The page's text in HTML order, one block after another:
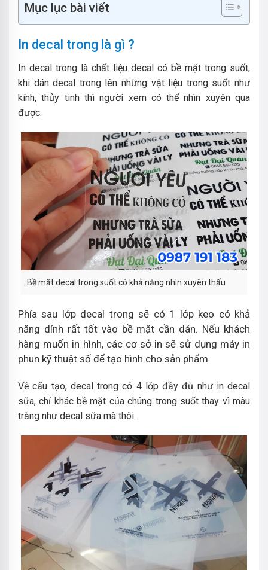
Mục lục bài viết
In decal trong là gì ?
In decal trong là chất liệu decal có bề mặt trong suốt,
khi dán decal trong lên những vật liệu trong suốt như
kính, thủy tinh thì người xem có thể nhìn xuyên qua
được.
Bề mặt decal trong suốt có khả năng nhìn xuyên thấu
Phía sau lớp decal trong sẽ có 1 lớp keo có khả
năng dính rất tốt vào bề mặt cần dán. Nếu khách
hàng muốn in hình, các cơ sở in sẽ sử dụng máy in
phun kỹ thuật số để tạo hình cho sản phẩm.
Về cấu tạo, decal trong có 4 lớp đầy đủ như in decal
sữa, chỉ khác bề mặt của chúng trong suốt thay vì màu
trắng như decal sữa mà thôi.